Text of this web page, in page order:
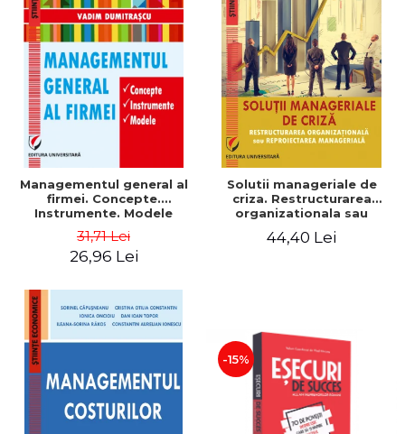
Managementul general al
firmei. Concepte.
Instrumente. Modele
31,71 Lei
26,96 Lei
Solutii manageriale de
criza. Restructurarea
organizationala sau
44,40 Lei
-15%